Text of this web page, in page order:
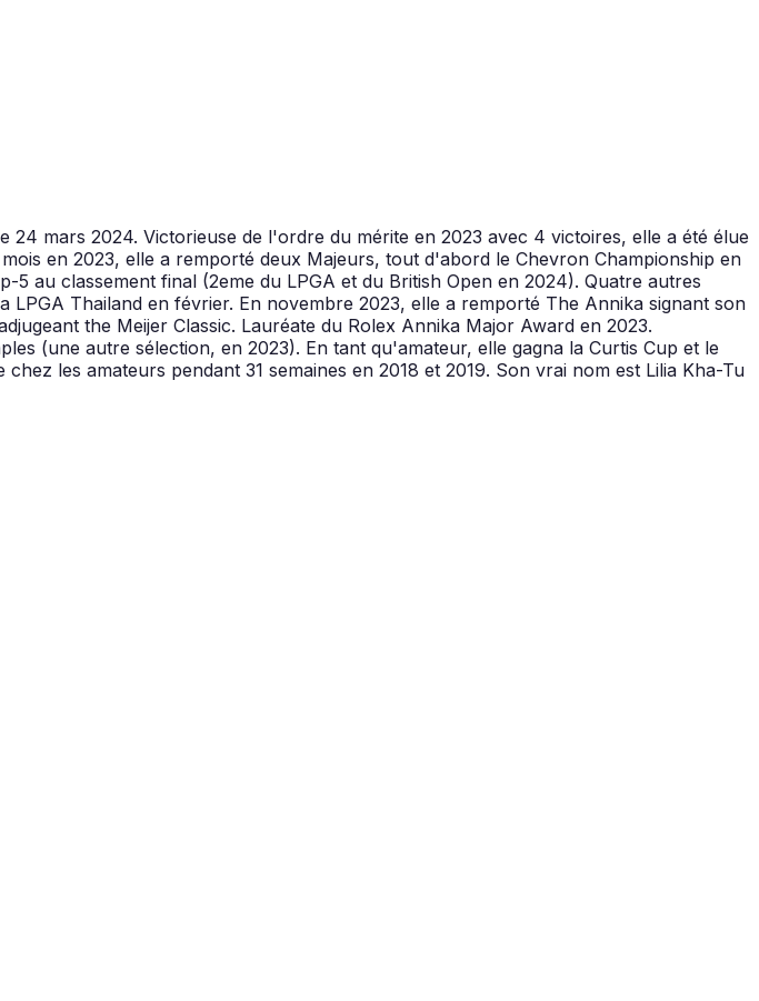
24 mars 2024. Victorieuse de l'ordre du mérite en 2023 avec 4 victoires, elle a été élue
en 2023, elle a remporté deux Majeurs, tout d'abord le Chevron Championship en
au classement final (2eme du LPGA et du British Open en 2024). Quatre autres
Thailand en février. En novembre 2023, elle a remporté The Annika signant son
the Meijer Classic. Lauréate du Rolex Annika Major Award en 2023.
(une autre sélection, en 2023). En tant qu'amateur, elle gagna la Curtis Cup et le
les amateurs pendant 31 semaines en 2018 et 2019. Son vrai nom est Lilia Kha-Tu